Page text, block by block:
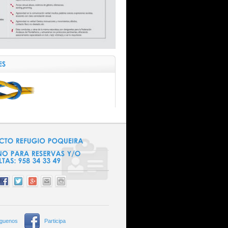
Participa